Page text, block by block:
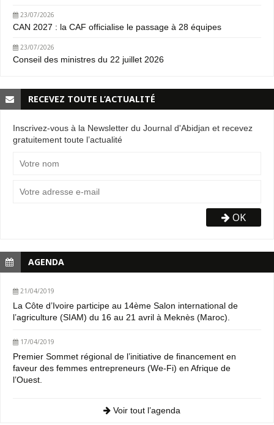
23/07/2026
CAN 2027 : la CAF officialise le passage à 28 équipes
23/07/2026
Conseil des ministres du 22 juillet 2026
RECEVEZ TOUTE L’ACTUALITÉ
Inscrivez-vous à la Newsletter du Journal d'Abidjan et recevez
gratuitement toute l’actualité
OK
AGENDA
21/04/2019
La Côte d’Ivoire participe au 14ème Salon international de
l’agriculture (SIAM) du 16 au 21 avril à Meknès (Maroc).
17/04/2019
Premier Sommet régional de l’initiative de financement en
faveur des femmes entrepreneurs (We-Fi) en Afrique de
l’Ouest.
Voir tout l’agenda